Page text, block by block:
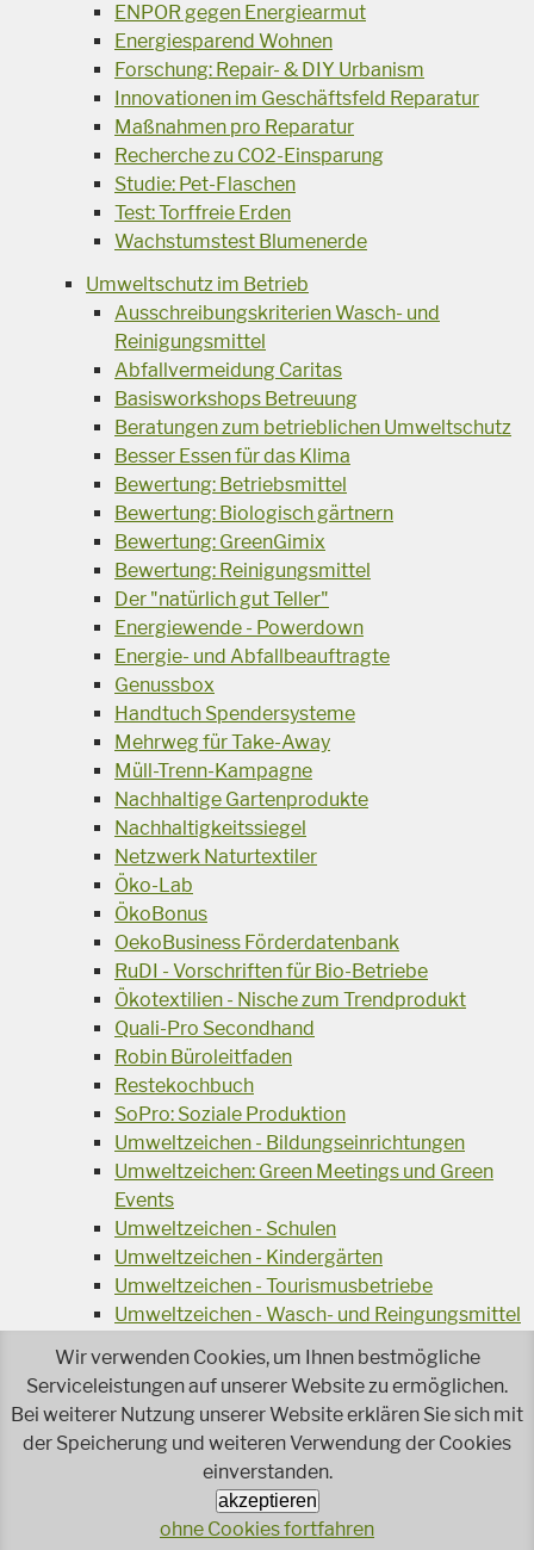
ENPOR gegen Energiearmut
Energiesparend Wohnen
Forschung: Repair- & DIY Urbanism
Innovationen im Geschäftsfeld Reparatur
Maßnahmen pro Reparatur
Recherche zu CO2-Einsparung
Studie: Pet-Flaschen
Test: Torffreie Erden
Wachstumstest Blumenerde
Umweltschutz im Betrieb
Ausschreibungskriterien Wasch- und
Reinigungsmittel
Abfallvermeidung Caritas
Basisworkshops Betreuung
Beratungen zum betrieblichen Umweltschutz
Besser Essen für das Klima
Bewertung: Betriebsmittel
Bewertung: Biologisch gärtnern
Bewertung: GreenGimix
Bewertung: Reinigungsmittel
Der "natürlich gut Teller"
Energiewende - Powerdown
Energie- und Abfallbeauftragte
Genussbox
Handtuch Spendersysteme
Mehrweg für Take-Away
Müll-Trenn-Kampagne
Nachhaltige Gartenprodukte
Nachhaltigkeitssiegel
Netzwerk Naturtextiler
Öko-Lab
ÖkoBonus
OekoBusiness Förderdatenbank
RuDI - Vorschriften für Bio-Betriebe
Ökotextilien - Nische zum Trendprodukt
Quali-Pro Secondhand
Robin Büroleitfaden
Restekochbuch
SoPro: Soziale Produktion
Umweltzeichen - Bildungseinrichtungen
Umweltzeichen: Green Meetings und Green
Events
Umweltzeichen - Schulen
Umweltzeichen - Kindergärten
Umweltzeichen - Tourismusbetriebe
Umweltzeichen - Wasch- und Reingungsmittel
Veranstaltungsreihe Ressourcen-Effizienz
Wiederverwendung von Elektroaltgeräten
Wasser - das Businessgetränk
Wohnprojekt Parcours
Jetzt faire und ökologische Mode kaufen!
Reparieren leicht gemacht!
Wir verwenden Cookies, um Ihnen bestmögliche
Serviceleistungen auf unserer Website zu ermöglichen.
Bei weiterer Nutzung unserer Website erklären Sie sich mit
der Speicherung und weiteren Verwendung der Cookies
einverstanden.
akzeptieren
ohne Cookies fortfahren